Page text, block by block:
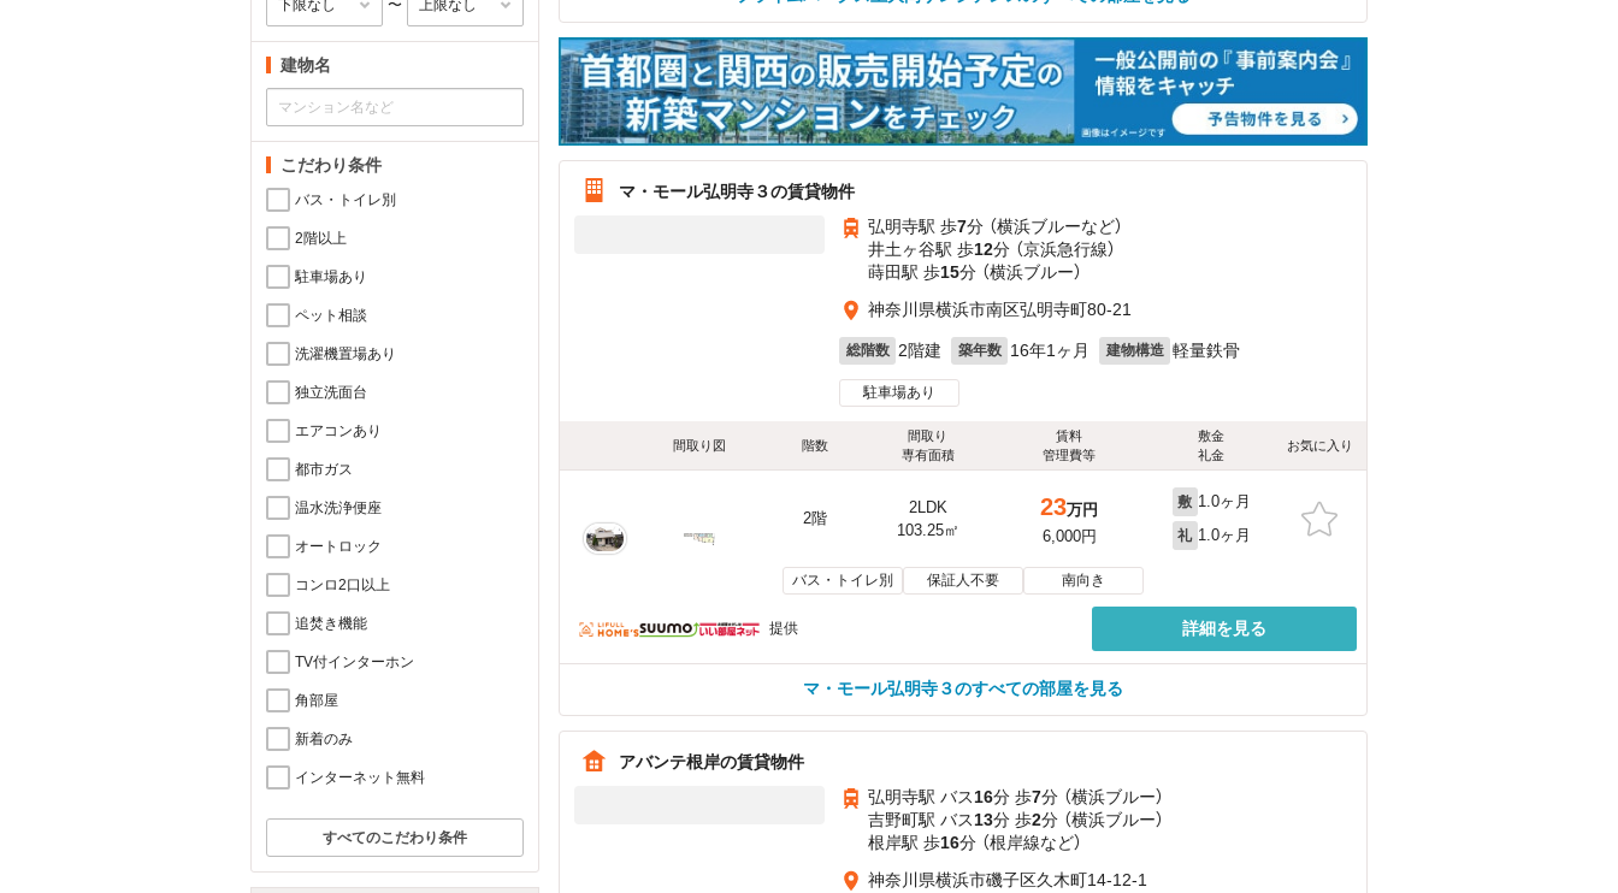
〜
建物名
こだわり条件
バス・トイレ別
2階以上
駐車場あり
ペット相談
洗濯機置場あり
独立洗面台
エアコンあり
都市ガス
温水洗浄便座
オートロック
コンロ2口以上
追焚き機能
TV付インターホン
角部屋
新着のみ
インターネット無料
すべてのこだわり条件
マ・モール弘明寺３の賃貸物件
弘明寺駅 歩7分 （横浜ブルーなど）
井土ヶ谷駅 歩12分 （京浜急行線）
蒔田駅 歩15分 （横浜ブルー）
神奈川県横浜市南区弘明寺町80-21
総階数 2階建 築年数 16年1ヶ月 建物構造 軽量鉄骨
駐車場あり
間取り図 階数
間取り
専有面積
賃料
管理費等
敷金
礼金
お気に入り
2階
2LDK
103.25㎡
23万円
6,000円
敷 1.0ヶ月
礼 1.0ヶ月
バス・トイレ別 保証人不要 南向き
提供 詳細を見る
マ・モール弘明寺３のすべての部屋を見る
アバンテ根岸の賃貸物件
弘明寺駅 バス16分 歩7分 （横浜ブルー）
吉野町駅 バス13分 歩2分 （横浜ブルー）
根岸駅 歩16分 （根岸線など）
神奈川県横浜市磯子区久木町14-12-1